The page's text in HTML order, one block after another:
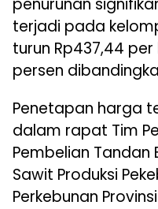
penurunan
terjadi pada
turun Rp437,44
persen
Penetapan harga
dalam rapat Tim
Pembelian Tandan
Sawit Produksi
Perkebunan